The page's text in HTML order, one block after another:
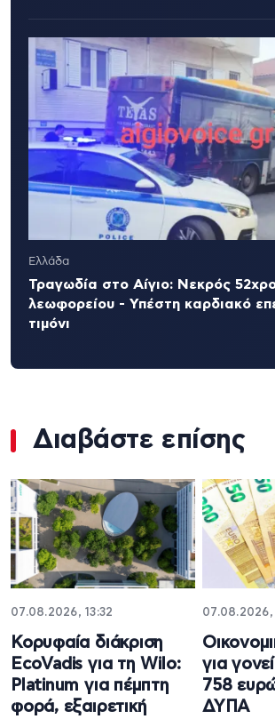
Ελλάδα
Τραγωδία στο Αίγιο: Νεκρός
λεωφορείου - Υπέστη καρδιακό
τιμόνι
Διαβάστε επίσης
07.08.2026, 13:32
Κορυφαία διάκριση
EcoVadis για τη Wilo:
Platinum για πέμπτη
φορά, εξαιρετική
07.08.2026,
για
758
ΔΥΠΑ